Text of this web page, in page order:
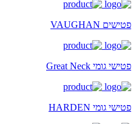
פטישים VAUGHAN
פטישי גומי Great Neck
פטישי גומי HARDEN